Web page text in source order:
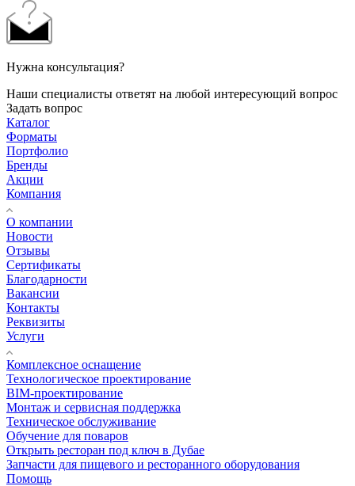
Нужна консультация?
Наши специалисты ответят на любой интересующий вопрос
Задать вопрос
Каталог
Форматы
Портфолио
Бренды
Акции
Компания
О компании
Новости
Отзывы
Сертификаты
Благодарности
Вакансии
Контакты
Реквизиты
Услуги
Комплексное оснащение
Технологическое проектирование
BIM-проектирование
Монтаж и сервисная поддержка
Техническое обслуживание
Обучение для поваров
Открыть ресторан под ключ в Дубае
Запчасти для пищевого и ресторанного оборудования
Помощь